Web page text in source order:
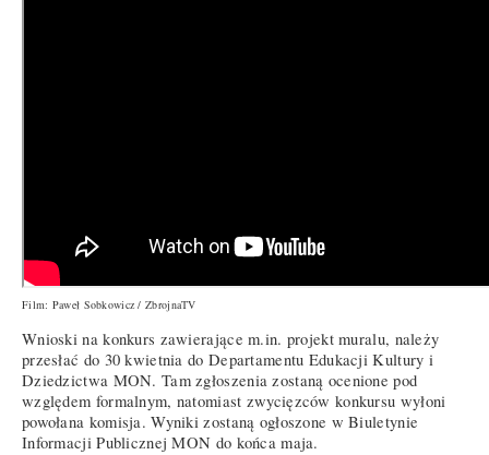
Film: Paweł Sobkowicz / ZbrojnaTV
Wnioski na konkurs zawierające m.in. projekt muralu, należy
przesłać do 30 kwietnia do Departamentu Edukacji Kultury i
Dziedzictwa MON. Tam zgłoszenia zostaną ocenione pod
względem formalnym, natomiast zwycięzców konkursu wyłoni
powołana komisja. Wyniki zostaną ogłoszone w Biuletynie
Informacji Publicznej MON do końca maja.